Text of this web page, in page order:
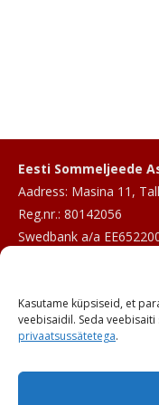
Kasutame küpsiseid, et
veebisaidil. Seda
privaatsussätetega.
Eesti Sommeljeede
Aadress: Masina 11,
Reg.nr.: 80142056
Swedbank a/a
Telefon: +372 601 2017